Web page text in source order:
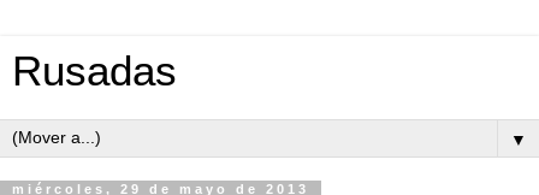
Rusadas
▼
miércoles, 29 de mayo de 2013